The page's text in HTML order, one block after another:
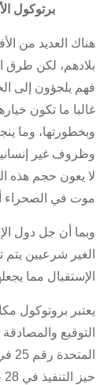
برتوكول
هناك العديد من
بلادهم، لكن طرق
فهم يلجؤون إلى
غالبا ما تكون
وبخطورتها، وما
وظروف غير
لا يعون حجم هذه
موت في الصحراء
وبما أن جل دول
الغير شرعيين يتم
الإستقبال مما
يعتبر بروتوكول
التوقيع